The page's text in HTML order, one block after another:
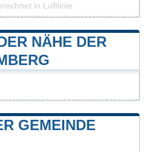
in Luftlinie
NÄHE DER
GEMEINDE